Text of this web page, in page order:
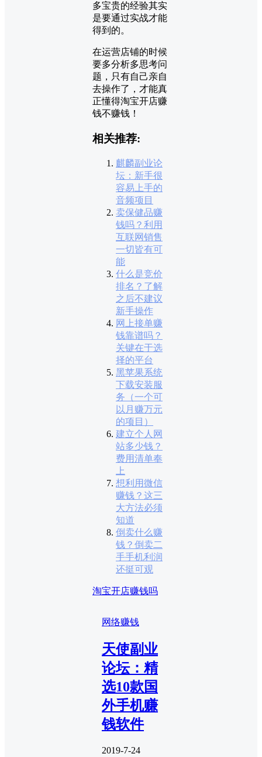
多宝贵的经验其实
是要通过实战才能
得到的。
在运营店铺的时候
要多分析多思考问
题，只有自己亲自
去操作了，才能真
正懂得淘宝开店赚
钱不赚钱！
相关推荐:
麒麟副业论
坛：新手很
容易上手的
音频项目
卖保健品赚
钱吗？利用
互联网销售
一切皆有可
能
什么是竞价
排名？了解
之后不建议
新手操作
网上接单赚
钱靠谱吗？
关键在于选
择的平台
黑苹果系统
下载安装服
务（一个可
以月赚万元
的项目）
建立个人网
站多少钱？
费用清单奉
上
想利用微信
赚钱？这三
大方法必须
知道
倒卖什么赚
钱？倒卖二
手手机利润
还挺可观
淘宝开店赚钱吗
网络赚钱
天使副业
论坛：精
选10款国
外手机赚
钱软件
2019-7-24